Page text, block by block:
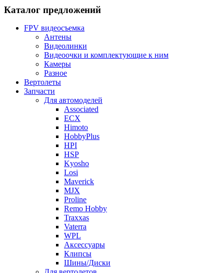
Каталог предложений
FPV видеосъемка
Антены
Видеолинки
Видеоочки и комплектующие к ним
Камеры
Разное
Вертолеты
Запчасти
Для автомоделей
Associated
ECX
Himoto
HobbyPlus
HPI
HSP
Kyosho
Losi
Maverick
MJX
Proline
Remo Hobby
Traxxas
Vaterra
WPL
Аксессуары
Клипсы
Шины/Диски